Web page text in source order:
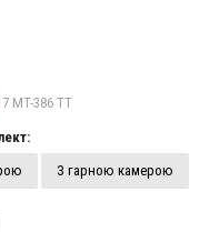
MT-386 TT
З гарною камерою